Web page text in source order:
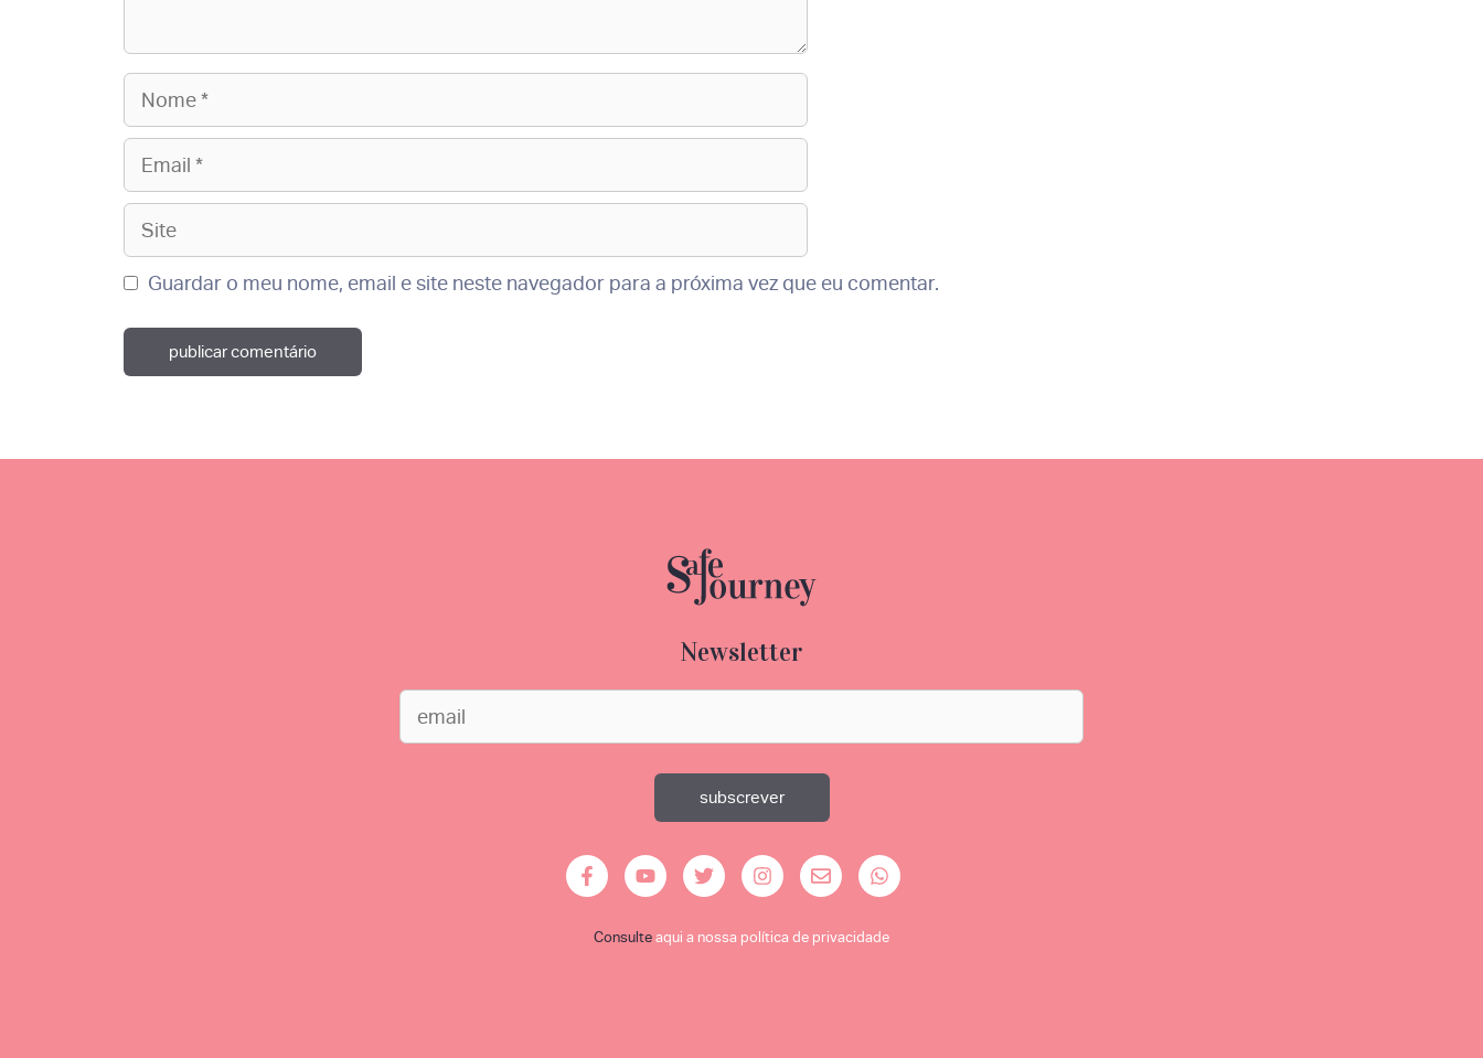
Nome
Email
Site
Guardar o meu nome, email e site neste navegador para a próxima vez que eu comentar.
Newsletter
Consulte aqui a nossa política de privacidade